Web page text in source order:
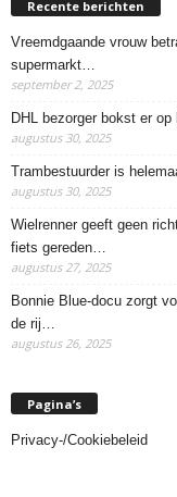
Recente berichten
Vreemdgaande vrouw
supermarkt…
september 2, 2025
DHL bezorger bokst er
augustus 30, 2025
Trambestuurder is
augustus 30, 2025
Wielrenner geeft geen
fiets gereden…
augustus 27, 2025
Bonnie Blue-docu zorgt
de rij…
augustus 26, 2025
Pagina’s
Privacy-/Cookiebeleid